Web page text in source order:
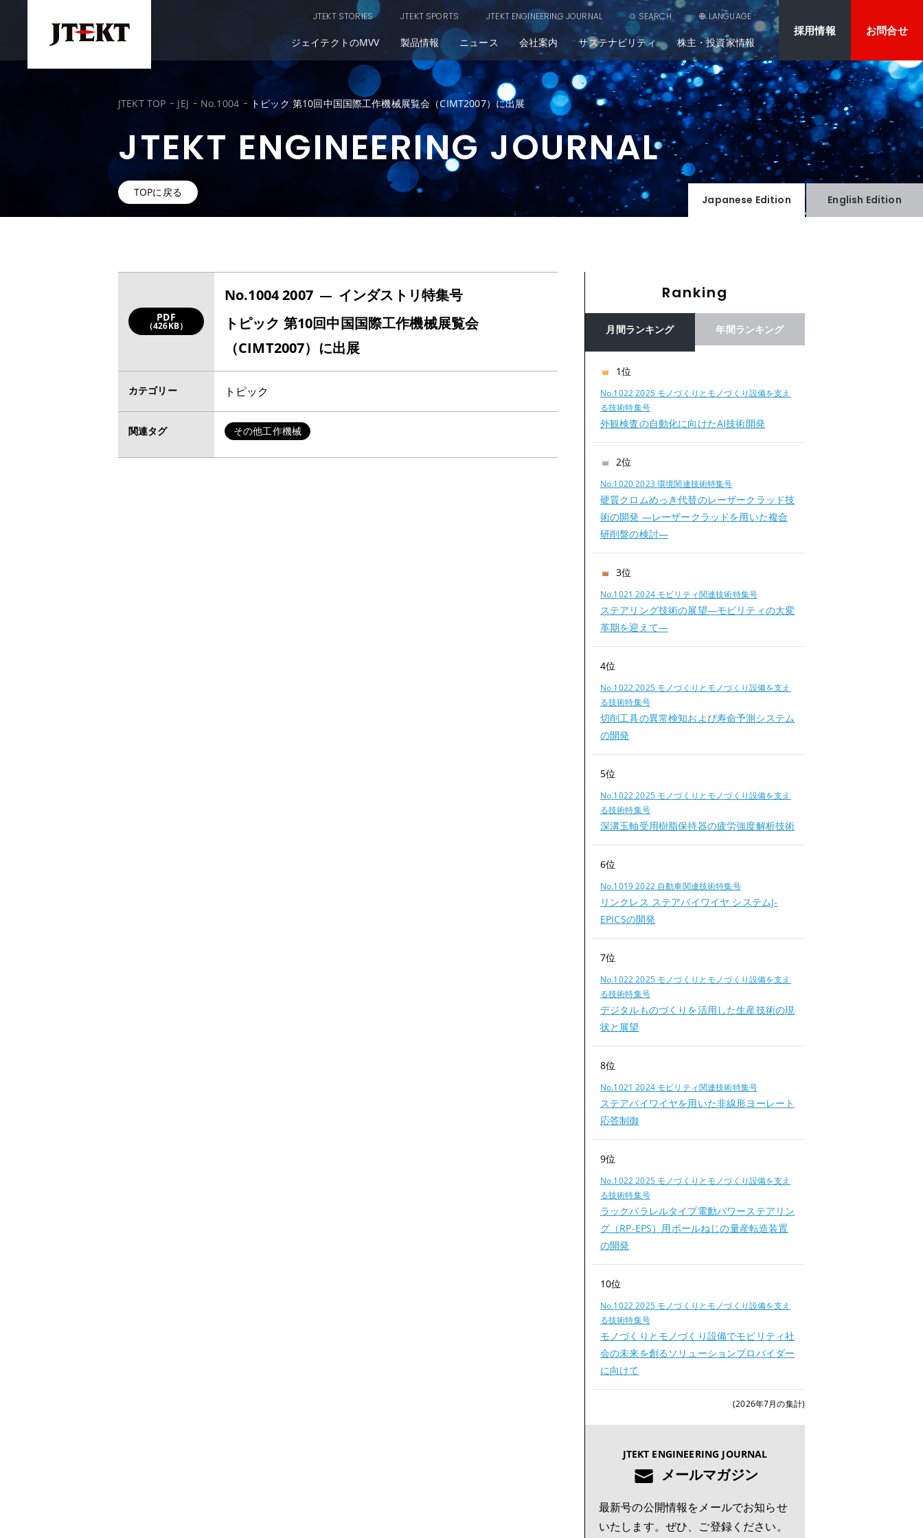
JTEKT STORIES JTEKT SPORTS JTEKT ENGINEERING JOURNAL SEARCH LANGUAGE
ジェイテクトのMVV 製品情報 ニュース 会社案内 サステナビリティ 株主・投資家情報
採用情報 お問合せ
JTEKT TOP JEJ No.1004 トピック 第10回中国国際工作機械展覧会（CIMT2007）に出展
JTEKT ENGINEERING JOURNAL
TOPに戻る
Japanese Edition English Edition
PDF
（426KB）
No.1004 2007
インダストリ特集号
トピック 第10回中国国際工作機械展覧会
（CIMT2007）に出展
カテゴリー トピック
関連タグ その他工作機械
Ranking
月間ランキング 年間ランキング
1位
No.1022 2025 モノづくりとモノづくり設備を支え
る技術特集号
外観検査の自動化に向けたAI技術開発
2位
No.1020 2023 環境関連技術特集号
硬質クロムめっき代替のレーザークラッド技
術の開発 —レーザークラッドを用いた複合
研削盤の検討—
3位
No.1021 2024 モビリティ関連技術特集号
ステアリング技術の展望―モビリティの大変
革期を迎えて―
4位
No.1022 2025 モノづくりとモノづくり設備を支え
る技術特集号
切削工具の異常検知および寿命予測システム
の開発
5位
No.1022 2025 モノづくりとモノづくり設備を支え
る技術特集号
深溝玉軸受用樹脂保持器の疲労強度解析技術
6位
No.1019 2022 自動車関連技術特集号
リンクレス ステアバイワイヤ システムJ-
EPICSの開発
7位
No.1022 2025 モノづくりとモノづくり設備を支え
る技術特集号
デジタルものづくりを活用した生産技術の現
状と展望
8位
No.1021 2024 モビリティ関連技術特集号
ステアバイワイヤを用いた非線形ヨーレート
応答制御
9位
No.1022 2025 モノづくりとモノづくり設備を支え
る技術特集号
ラックパラレルタイプ電動パワーステアリン
グ（RP-EPS）用ボールねじの量産転造装置
の開発
10位
No.1022 2025 モノづくりとモノづくり設備を支え
る技術特集号
モノづくりとモノづくり設備でモビリティ社
会の未来を創るソリューションプロバイダー
に向けて
(2026年7月の集計)
JTEKT ENGINEERING JOURNAL
メールマガジン
最新号の公開情報をメールでお知らせ
いたします。ぜひ、ご登録ください。